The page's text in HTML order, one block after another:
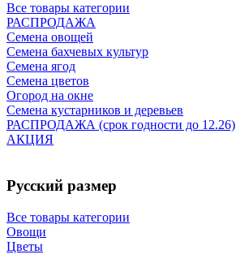
Все товары категории
РАСПРОДАЖА
Семена овощей
Семена бахчевых культур
Семена ягод
Семена цветов
Огород на окне
Семена кустарников и деревьев
РАСПРОДАЖА (срок годности до 12.26)
АКЦИЯ
Русский размер
Все товары категории
Овощи
Цветы